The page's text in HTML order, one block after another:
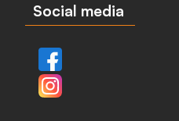
Social media